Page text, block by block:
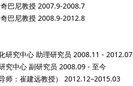
巴尼教授 2007.9-2008.7
巴尼教授 2008.9-2012.8
研究中心 助理研究员 2008.11 - 2012.07
究中心 副研究员 2008.09 - 至今
师：崔建远教授） 2012.12–2015.03